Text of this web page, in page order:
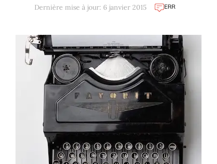
Dernière mise à jour: 6 janvier 2015 ERR